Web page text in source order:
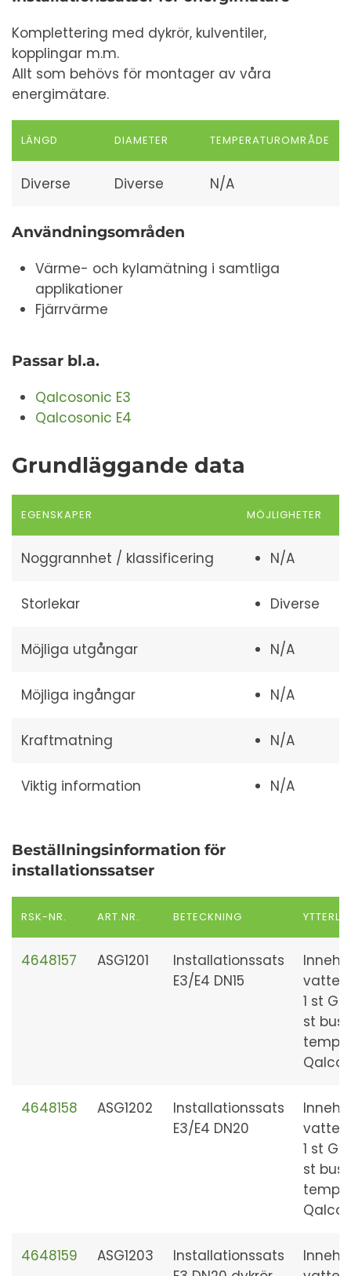
Komplettering med dykrör, kulventiler,
kopplingar m.m.
Allt som behövs för montager av våra
energimätare.
LÄNGD DIAMETER TEMPERATUROMRÅDE
Diverse Diverse N/A
Användningsområden
Värme- och kylamätning i samtliga
applikationer
Fjärrvärme
Passar bl.a.
Qalcosonic E3
Qalcosonic E4
Grundläggande data
EGENSKAPER MÖJLIGHETER
Noggrannhet / klassificering N/A
Storlekar Diverse
Möjliga utgångar N/A
Möjliga ingångar N/A
Kraftmatning N/A
Viktig information N/A
Beställningsinformation för
installationssatser
RSK-NR. ART.NR. BETECKNING
4648157 ASG1201
Installationssats
E3/E4 DN15
1 st
st
4648158 ASG1202
Installationssats
E3/E4 DN20
1 st
st
4648159 ASG1203
Installationssats